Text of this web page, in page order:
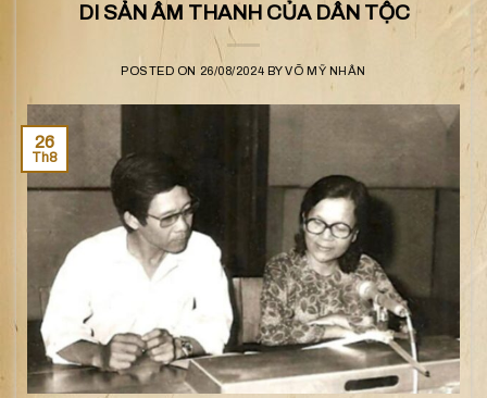
DI SẢN ÂM THANH CỦA DÂN TỘC
POSTED ON 26/08/2024 BYVÕ MỸ NHÂN
26
Th8